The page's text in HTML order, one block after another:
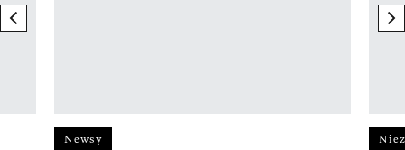
previous element
Newsy